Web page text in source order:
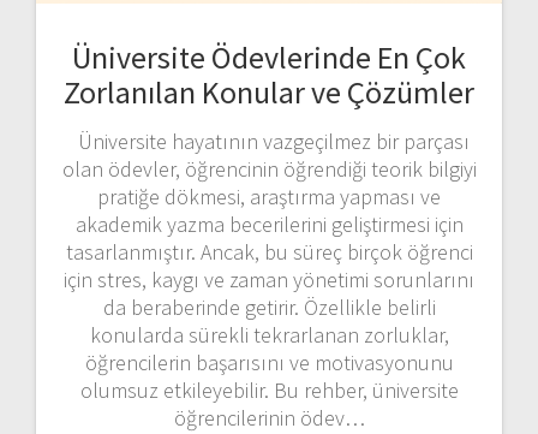
Üniversite Ödevlerinde En Çok
Zorlanılan Konular ve Çözümler
Üniversite hayatının vazgeçilmez bir parçası
olan ödevler, öğrencinin öğrendiği teorik bilgiyi
pratiğe dökmesi, araştırma yapması ve
akademik yazma becerilerini geliştirmesi için
tasarlanmıştır. Ancak, bu süreç birçok öğrenci
için stres, kaygı ve zaman yönetimi sorunlarını
da beraberinde getirir. Özellikle belirli
konularda sürekli tekrarlanan zorluklar,
öğrencilerin başarısını ve motivasyonunu
olumsuz etkileyebilir. Bu rehber, üniversite
öğrencilerinin ödev…